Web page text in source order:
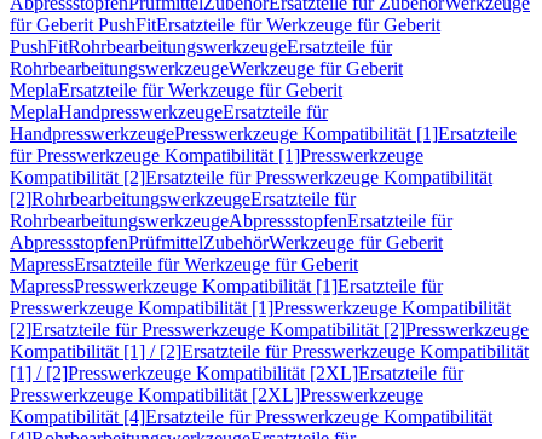
für Geberit PushFitErsatzteile für Werkzeuge für Geberit
PushFitRohrbearbeitungswerkzeugeErsatzteile für
RohrbearbeitungswerkzeugeWerkzeuge für Geberit
MeplaErsatzteile für Werkzeuge für Geberit
MeplaHandpresswerkzeugeErsatzteile für
HandpresswerkzeugePresswerkzeuge Kompatibilität [1]Ersatzteile
für Presswerkzeuge Kompatibilität [1]Presswerkzeuge
Kompatibilität [2]Ersatzteile für Presswerkzeuge Kompatibilität
[2]RohrbearbeitungswerkzeugeErsatzteile für
RohrbearbeitungswerkzeugeAbpressstopfenErsatzteile für
AbpressstopfenPrüfmittelZubehörWerkzeuge für Geberit
MapressErsatzteile für Werkzeuge für Geberit
MapressPresswerkzeuge Kompatibilität [1]Ersatzteile für
Presswerkzeuge Kompatibilität [1]Presswerkzeuge Kompatibilität
[2]Ersatzteile für Presswerkzeuge Kompatibilität [2]Presswerkzeuge
Kompatibilität [1] / [2]Ersatzteile für Presswerkzeuge Kompatibilität
[1] / [2]Presswerkzeuge Kompatibilität [2XL]Ersatzteile für
Presswerkzeuge Kompatibilität [2XL]Presswerkzeuge
Kompatibilität [4]Ersatzteile für Presswerkzeuge Kompatibilität